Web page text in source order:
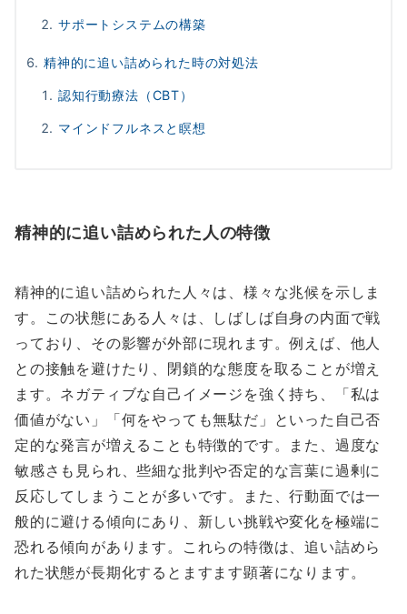
サポートシステムの構築
精神的に追い詰められた時の対処法
認知行動療法（CBT）
マインドフルネスと瞑想
精神的に追い詰められた人の特徴
精神的に追い詰められた人々は、様々な兆候を示しま
す。この状態にある人々は、しばしば自身の内面で戦
っており、その影響が外部に現れます。例えば、他人
との接触を避けたり、閉鎖的な態度を取ることが増え
ます。ネガティブな自己イメージを強く持ち、「私は
価値がない」「何をやっても無駄だ」といった自己否
定的な発言が増えることも特徴的です。また、過度な
敏感さも見られ、些細な批判や否定的な言葉に過剰に
反応してしまうことが多いです。また、行動面では一
般的に避ける傾向にあり、新しい挑戦や変化を極端に
恐れる傾向があります。これらの特徴は、追い詰めら
れた状態が長期化するとますます顕著になります。